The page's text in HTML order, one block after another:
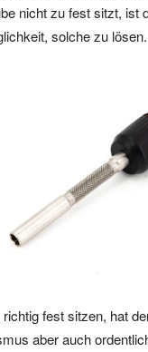
nicht zu fest sitzt, ist
solche zu lösen.
fest sitzen, hat
aber auch